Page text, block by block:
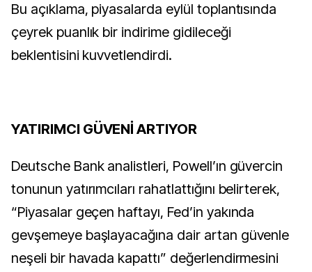
Bu açıklama, piyasalarda eylül toplantısında
çeyrek puanlık bir indirime gidileceği
beklentisini kuvvetlendirdi.
YATIRIMCI GÜVENİ ARTIYOR
Deutsche Bank analistleri, Powell’ın güvercin
tonunun yatırımcıları rahatlattığını belirterek,
“Piyasalar geçen haftayı, Fed’in yakında
gevşemeye başlayacağına dair artan güvenle
neşeli bir havada kapattı” değerlendirmesini